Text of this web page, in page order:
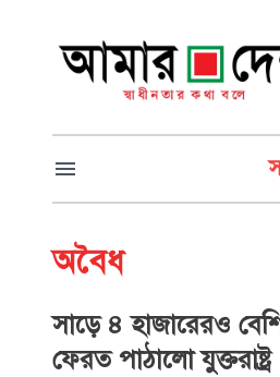
অবৈধ
সাড়ে ৪ হাজারেরও
ফেরত পাঠালো যুক্তরাষ্ট্র